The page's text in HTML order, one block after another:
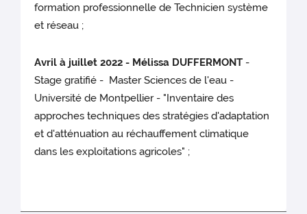
formation professionnelle de Technicien système
et réseau ;
Avril à juillet 2022 - Mélissa DUFFERMONT -
Stage gratifié - Master Sciences de l'eau -
Université de Montpellier - "Inventaire des
approches techniques des stratégies d'adaptation
et d'atténuation au réchauffement climatique
dans les exploitations agricoles" ;